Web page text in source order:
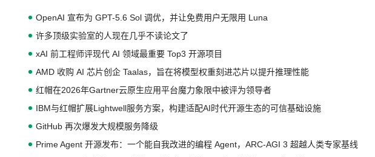
OpenAI 宣布为 GPT-5.6 Sol 调优，并让免费用户无限用 Luna
许多顶级实验室的人现在几乎不读论文了
xAI 前工程师评现代 AI 领域最重要 Top3 开源项目
AMD 收购 AI 芯片创企 Taalas，旨在将模型权重刻进芯片以提升推理性能
红帽在2026年Gartner云原生应用平台魔力象限中被评为领导者
IBM与红帽扩展Lightwell服务方案，构建适配AI时代开源生态的可信基础设施
GitHub 再次爆发大规模服务降级
Prime Agent 开源发布：一个能自我改进的编程 Agent，ARC-AGI 3 超越人类专家基线